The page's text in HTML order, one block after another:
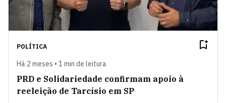
POLÍTICA
Há 2 meses • 1 min de leitura
PRD e Solidariedade confirmam apoio à
reeleição de Tarcísio em SP